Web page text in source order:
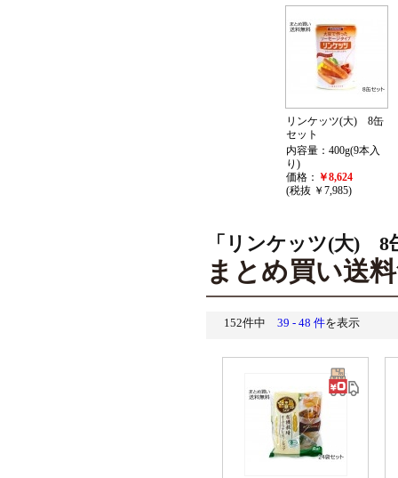
リンケッツ(大) 8缶
セット
内容量：400g(9本入
り)
価格： ￥8,624
(税抜 ￥7,985)
「リンケッツ(大) 8
まとめ買い送
152件中 39 - 48 件を表示